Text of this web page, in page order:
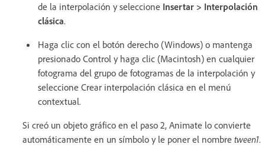
de la interpolación y seleccione Insertar > Interpolación
clásica.
Haga clic con el botón derecho (Windows) o mantenga
presionado Control y haga clic (Macintosh) en cualquier
fotograma del grupo de fotogramas de la interpolación y
seleccione Crear interpolación clásica en el menú
contextual.
Si creó un objeto gráfico en el paso 2, Animate lo convierte
automáticamente en un símbolo y le poner el nombre tween1.